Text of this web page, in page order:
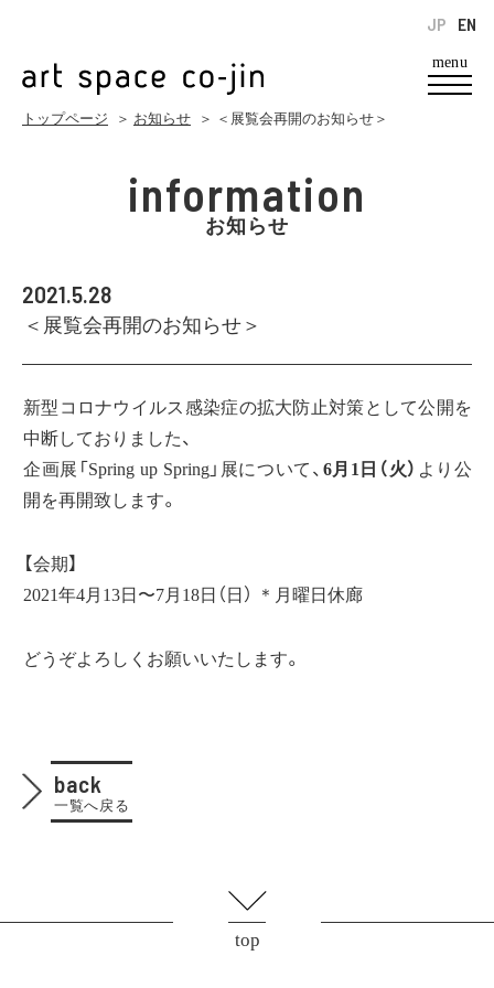
menu
EN
JP
トップページ ＞ お知らせ ＞ ＜展覧会再開のお知らせ＞
information
お知らせ
2021.5.28
＜展覧会再開のお知らせ＞
新型コロナウイルス感染症の拡大防止対策として公開を
中断しておりました、
企画展「Spring up Spring」展について、6月1日（火） より公
開を再開致します。
【会期】
2021年4月13日〜7月18日（日） ＊月曜日休廊
どうぞよろしくお願いいたします。
back
一覧へ戻る
top